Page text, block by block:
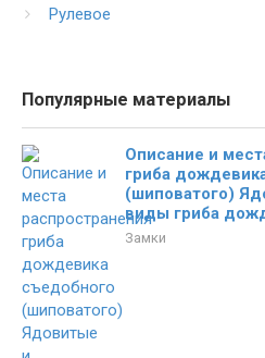
Рулевое
Популярные материалы
Описание и
гриба
(шиповатого)
виды гриба
Замки